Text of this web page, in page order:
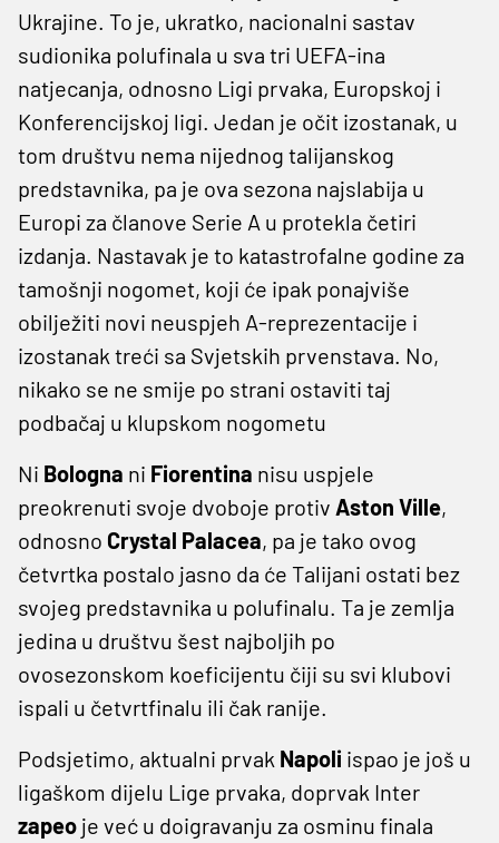
Ukrajine. To je, ukratko, nacionalni sastav
sudionika polufinala u sva tri UEFA-ina
natjecanja, odnosno Ligi prvaka, Europskoj i
Konferencijskoj ligi. Jedan je očit izostanak, u
tom društvu nema nijednog talijanskog
predstavnika, pa je ova sezona najslabija u
Europi za članove Serie A u protekla četiri
izdanja. Nastavak je to katastrofalne godine za
tamošnji nogomet, koji će ipak ponajviše
obilježiti novi neuspjeh A-reprezentacije i
izostanak treći sa Svjetskih prvenstava. No,
nikako se ne smije po strani ostaviti taj
podbačaj u klupskom nogometu
Ni Bologna ni Fiorentina nisu uspjele
preokrenuti svoje dvoboje protiv Aston Ville,
odnosno Crystal Palacea, pa je tako ovog
četvrtka postalo jasno da će Talijani ostati bez
svojeg predstavnika u polufinalu. Ta je zemlja
jedina u društvu šest najboljih po
ovosezonskom koeficijentu čiji su svi klubovi
ispali u četvrtfinalu ili čak ranije.
Podsjetimo, aktualni prvak Napoli ispao je još u
ligaškom dijelu Lige prvaka, doprvak Inter
zapeo je već u doigravanju za osminu finala